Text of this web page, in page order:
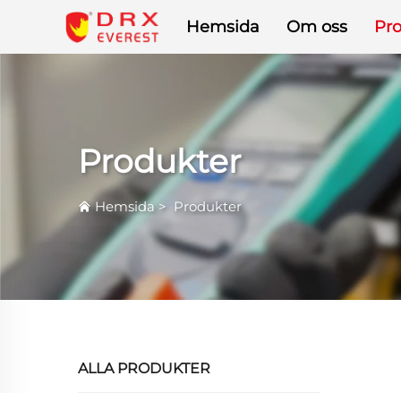
Hemsida Om oss
Produkter
Hemsida> Produkter
ALLA PRODUKTER